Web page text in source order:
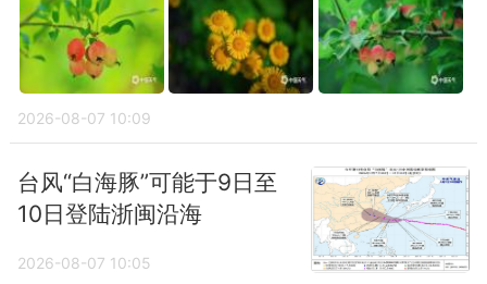
2026-08-07 10:09
台风“白海豚”可能于9日至
10日登陆浙闽沿海
2026-08-07 10:05